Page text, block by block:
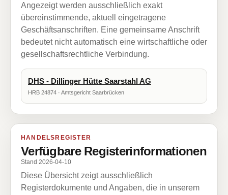
Angezeigt werden ausschließlich exakt
übereinstimmende, aktuell eingetragene
Geschäftsanschriften. Eine gemeinsame Anschrift
bedeutet nicht automatisch eine wirtschaftliche oder
gesellschaftsrechtliche Verbindung.
DHS - Dillinger Hütte Saarstahl AG
HRB 24874 · Amtsgericht Saarbrücken
HANDELSREGISTER
Verfügbare Registerinformationen
Stand 2026-04-10
Diese Übersicht zeigt ausschließlich
Registerdokumente und Angaben, die in unserem